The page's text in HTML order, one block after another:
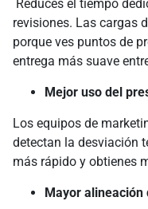
Reduces el tiempo
revisiones. Las cargas
porque ves puntos de
entrega más suave
Mejor uso del
Los equipos de
detectan la desviación
más rápido y obtienes
Mayor alineación